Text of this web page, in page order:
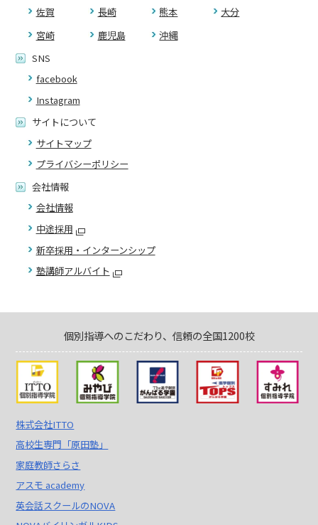
佐賀
長崎 熊本
大分
宮崎
鹿児島
沖縄
SNS
facebook
Instagram
サイトについて
サイトマップ
プライバシーポリシー
会社情報
会社情報
中途採用
新卒採用・インターンシップ
塾講師アルバイト
個別指導へのこだわり、信頼の全国1200校
株式会社ITTO
高校生専門「原田塾」
家庭教師さらさ
アスモ academy
英会話スクールのNOVA